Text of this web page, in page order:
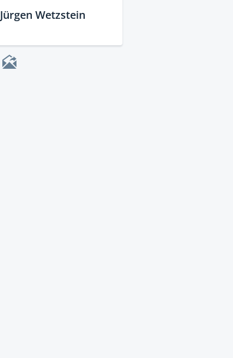
Jürgen Wetzstein